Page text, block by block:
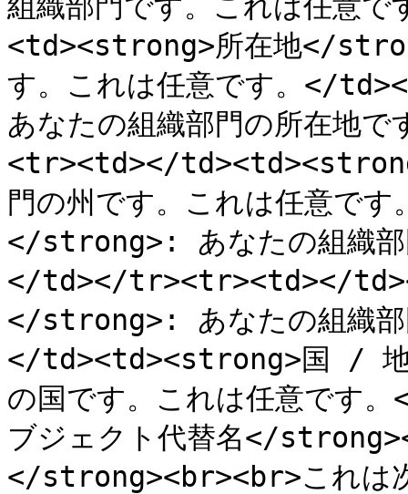
<td><strong>所在地</
す。これは任意です。</
あなたの組織部門の所在地
<tr><td></
門の州です。これは任意で
</strong>: あなたの組織部
</td></tr><tr><td></
</strong>: あなたの組織部
</td><td><strong>国 / 地
の国です。これは任意で
ブジェクト代替名</
</strong><br><br>これは